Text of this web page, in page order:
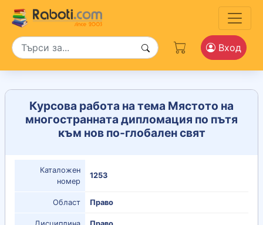
Вход
Курсова работа на тема Мястото на
многостранната дипломация по пътя
към нов по-глобален свят
Каталожен
номер
1253
Област Право